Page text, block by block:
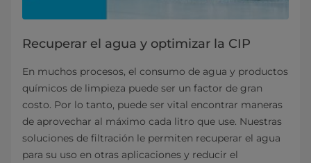
Recuperar el agua y optimizar la CIP
En muchos procesos, el consumo de agua y productos
químicos de limpieza puede ser un factor de gran
costo. Por lo tanto, puede ser vital encontrar maneras
de aprovechar al máximo cada litro que use. Nuestras
soluciones de filtración le permiten recuperar el agua
para su uso en otras aplicaciones y reducir el